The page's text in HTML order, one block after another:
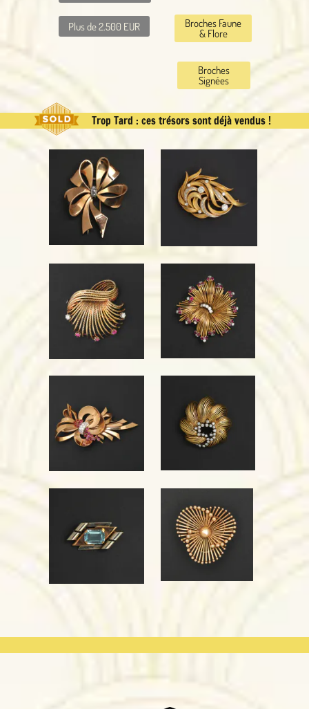
Broches
Signées
Broches Faune
& Flore
Plus de 2.500 EUR
Trop Tard : ces trésors sont déjà vendus !